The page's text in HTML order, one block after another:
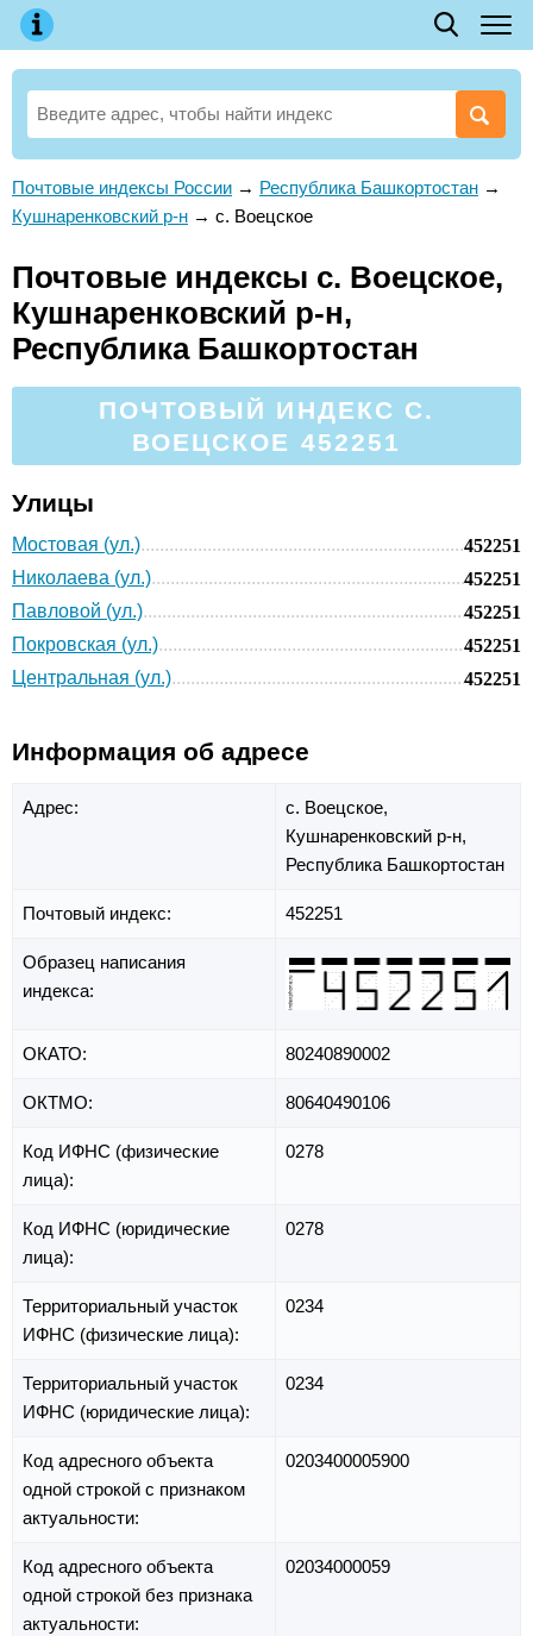
Почтовые индексы России → Республика Башкортостан →
Кушнаренковский р-н → с. Воецское
Почтовые индексы с. Воецское,
Кушнаренковский р-н,
Республика Башкортостан
ПОЧТОВЫЙ ИНДЕКС С.
ВОЕЦСКОЕ 452251
Улицы
Мостовая (ул.)
452251
Николаева (ул.)
452251
Павловой (ул.)
452251
Покровская (ул.)
452251
Центральная (ул.)
452251
Информация об адресе
Адрес:
с. Воецское,
Кушнаренковский р-н,
Республика Башкортостан
Почтовый индекс: 452251
Образец написания
индекса:
ОКАТО: 80240890002
ОКТМО: 80640490106
Код ИФНС (физические
лица):
0278
Код ИФНС (юридические
лица):
0278
Территориальный участок
ИФНС (физические лица):
0234
Территориальный участок
ИФНС (юридические лица):
0234
Код адресного объекта
одной строкой с признаком
актуальности:
0203400005900
Код адресного объекта
одной строкой без признака
актуальности:
02034000059